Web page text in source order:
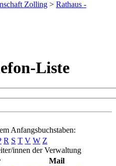
Zolling > Rathaus -
Liste
Anfangsbuchstaben:
R S T V W Z
innen der Verwaltung
Mail